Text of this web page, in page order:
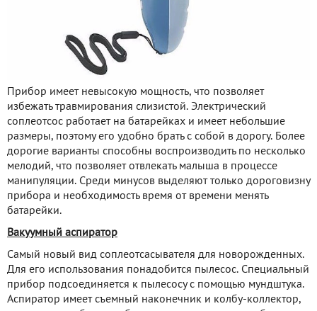
Прибор имеет невысокую мощность, что позволяет
избежать травмирования слизистой. Электрический
соплеотсос работает на батарейках и имеет небольшие
размеры, поэтому его удобно брать с собой в дорогу. Более
дорогие варианты способны воспроизводить по несколько
мелодий, что позволяет отвлекать малыша в процессе
манипуляции. Среди минусов выделяют только дороговизну
прибора и необходимость время от времени менять
батарейки.
Вакуумный аспиратор
Самый новый вид соплеотсасывателя для новорожденных.
Для его использования понадобится пылесос. Специальный
прибор подсоединяется к пылесосу с помощью мундштука.
Аспиратор имеет съемный наконечник и колбу-коллектор,